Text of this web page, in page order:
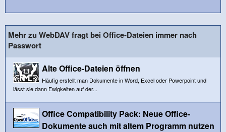
Mehr zu WebDAV fragt bei Office-Dateien immer nach
Passwort
Alte Office-Dateien öffnen
Häufig erstellt man Dokumente in Word, Excel oder Powerpoint und
lässt sie dann Ewigkeiten auf der...
Office Compatibility Pack: Neue Office-
Dokumente auch mit altem Programm nutzen